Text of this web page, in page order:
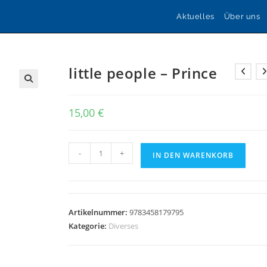
Aktuelles Über uns
little people – Prince
15,00€
people
Menge
- + IN DEN WARENKORB
Artikelnummer:9783458179795
Kategorie: Diverses